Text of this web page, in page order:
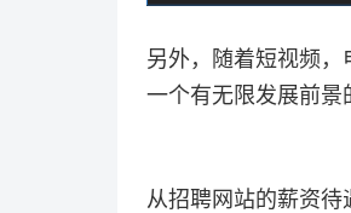
另外，随着短视频
一个有无限发展前景
从招聘网站的薪资